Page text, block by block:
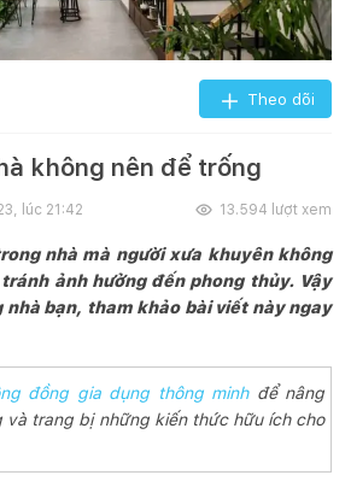
Theo dõi
không nên để trống
lúc 21:42 13.594 lượt xem
nhà mà người xưa khuyên không
ảnh hưởng đến phong thủy. Vậy
nhà bạn, tham khảo bài viết này ngay
đồng gia dụng thông minhđể nâng
trang bị những kiến thức hữu ích cho